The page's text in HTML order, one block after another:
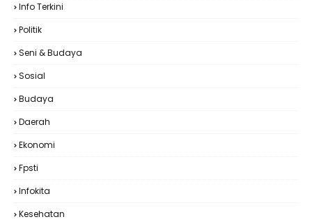
Info Terkini
Politik
Seni & Budaya
Sosial
Budaya
Daerah
Ekonomi
Fpsti
Infokita
Kesehatan